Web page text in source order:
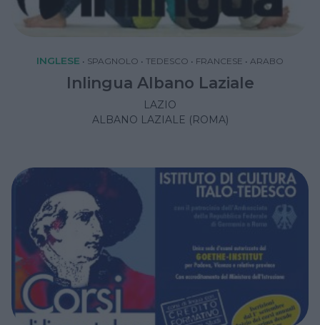
INGLESE • SPAGNOLO • TEDESCO • FRANCESE • ARABO
Inlingua Albano Laziale
LAZIO
ALBANO LAZIALE (ROMA)